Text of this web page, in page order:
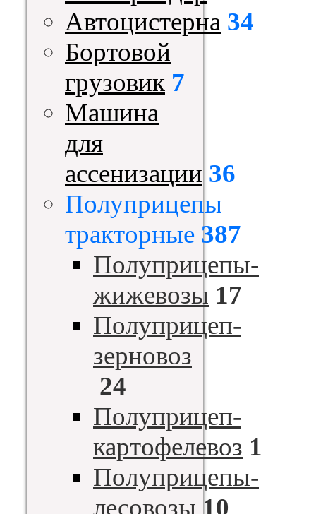
Автоцистерна 34
Бортовой
грузовик 7
Машина
для
ассенизации 36
Полуприцепы
тракторные 387
Полуприцепы-
жижевозы 17
Полуприцеп-
зерновоз
24
Полуприцеп-
картофелевоз 1
Полуприцепы-
лесовозы 10